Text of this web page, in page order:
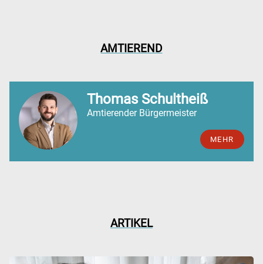
AMTIEREND
Thomas Schultheiß
Amtierender Bürgermeister
MEHR
ARTIKEL